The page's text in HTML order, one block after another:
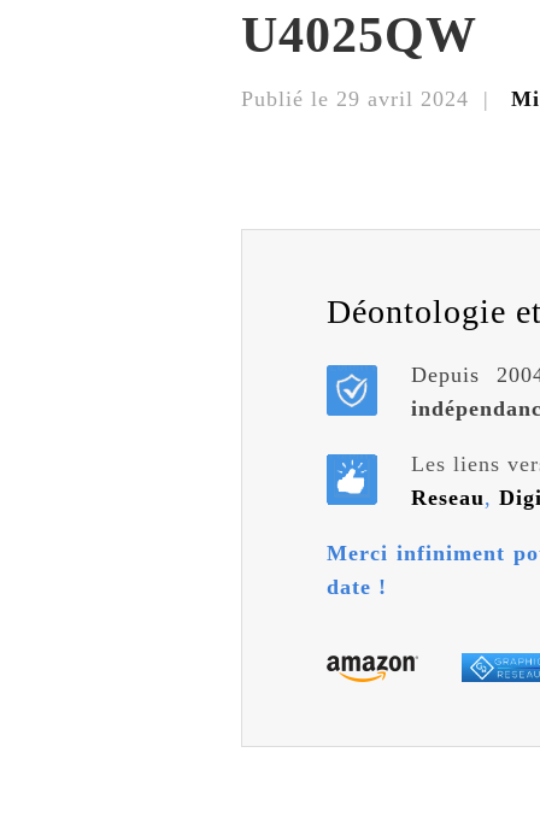
U4025QW
Publié le 29 avril 2024 |
Déontologie
Depuis
Les liens
Reseau,
Merci infiniment
date !